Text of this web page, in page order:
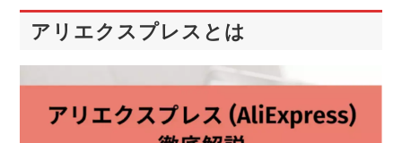
アリエクスプレスとは